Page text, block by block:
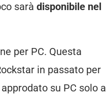
sarà disponibile nel
per PC. Questa
in passato per
approdato su PC solo a